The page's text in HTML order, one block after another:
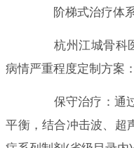
阶梯式治疗体系
杭州江城骨科医
病情严重程度定制方案：
保守治疗：通过
平衡，结合冲击波、超